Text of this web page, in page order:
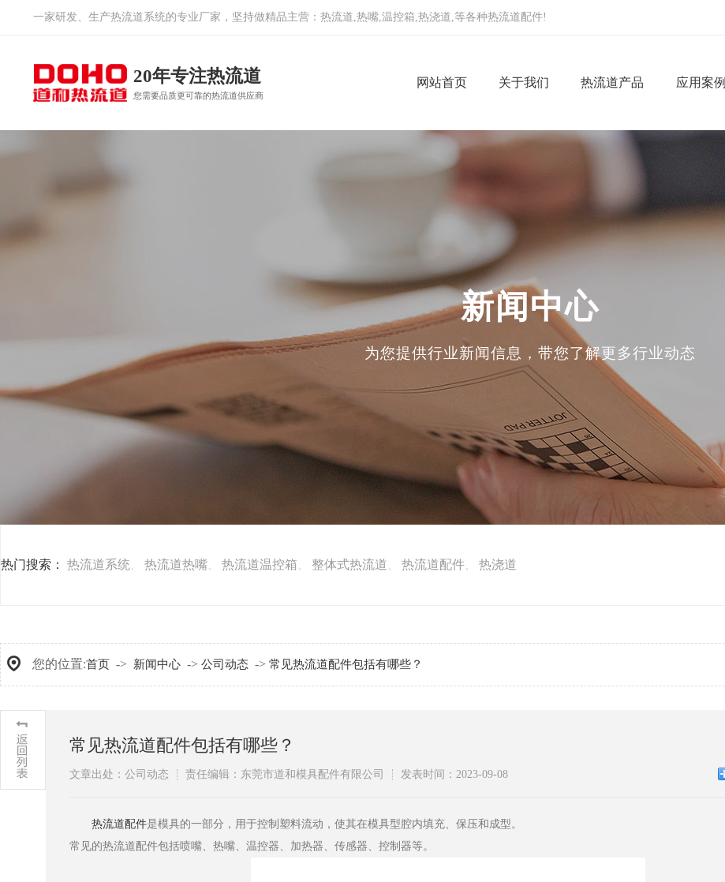
一家研发、生产热流道系统的专业厂家，坚持做精品主营： 热流道,热嘴,温控箱,热浇道,等各种热流道配件!
20年专注热流道
您需要品质更可靠的热流道供应商
网站首页 关于我们 热流道产品 应用案例
热门搜索： 热流道系统 、 热流道热嘴、 热流道温控箱 、 整体式热流道 、 热流道配件、 热浇道
新闻中心
为您提供行业新闻信息，带您了解更多行业动态
您的位置:首页 -> 新闻中心 -> 公司动态 -> 常见热流道配件包括有哪些？
常见热流道配件包括有哪些？
文章出处：公司动态 责任编辑：东莞市道和模具配件有限公司 发表时间：2023-09-08
热流道配件是模具的一部分，用于控制塑料流动，使其在模具型腔内填充、保压和成型。
常见的热流道配件包括喷嘴、热嘴、温控器、加热器、传感器、控制器等。